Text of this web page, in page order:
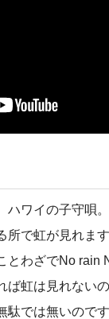
ハワイの子守唄。
所で虹が見れます
とわざでNo rain
ば虹は見れないの
駄では無いのです